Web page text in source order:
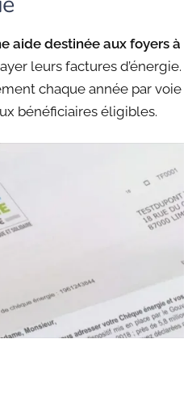
aide destinée aux foyers à
leurs factures d’énergie.
chaque année par voie
bénéficiaires éligibles.